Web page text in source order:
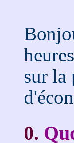
sur la
0.